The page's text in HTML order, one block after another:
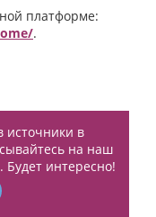
платформе:
.
источники в
на наш
. Будет интересно!